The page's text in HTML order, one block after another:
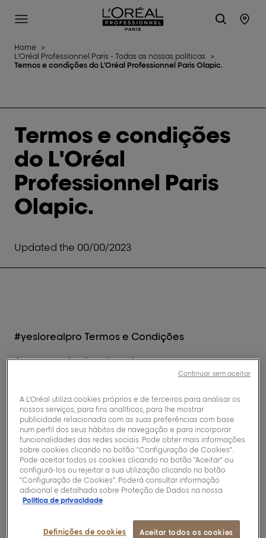
L'Oréal Professionnel Paris
Site Menu
Home >
L'Oréal Professionnel Paris - Todas as nossas políticas >
Termos e condições do L'Oréal Professionnel Paris Olapic.
Termos e condições
do L'Oréal
Professionnel Paris
Olapic.
Updated the 00/00/2023
#yeslorealpro Termos e Condições
Ao responder #yeslorealpro ou carregar
conteúdo para a nossa galeria de imagens,
Professionnel e às suas afiliadas e/ou entidades
relacionadas (coletivamente “L’Oréal
Professionnel”) um perpétuos, irrevogável,
royalty-free, não exclusivos, direito transferível
de utilizar os seus vídeo(s), foto(s) e/ou outro
conteúdo publicado no Instagram, Facebook,
Twitter ou Google+, juntamente com a sua rede
social, nome de utilizador das redes sociais,
imagem de perfil, legenda e informações de
localização que possa ter incluído no seu
conteúdo (“Conteúdo do Utilizador”) que
A L'Oréal utiliza cookies próprios e de terceiros para analisar os
nossos serviços, para fins analíticos, para lhe mostrar
publicidade relacionada com as suas preferências com base
num perfil dos seus hábitos de navegação e para incorporar
funcionalidades das redes sociais. Pode obter mais informações
sobre cookies clicando no botão "Configuração de Cookies".
Pode aceitar todos os cookies clicando no botão "Aceitar" ou
configurá-los ou rejeitar a sua utilização clicando no botão
"Configuração de Cookies". Poderá consultar informação
adicional e detalhada sobre Proteção de Dados na nossa
Política de privacidade
Definições de cookies Aceitar todos os cookies
Continuar sem aceitar